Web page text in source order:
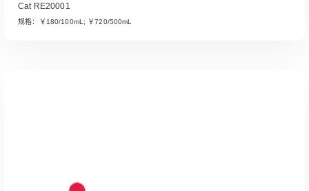
Cat RE20001
规格：￥180/100mL; ￥720/500mL